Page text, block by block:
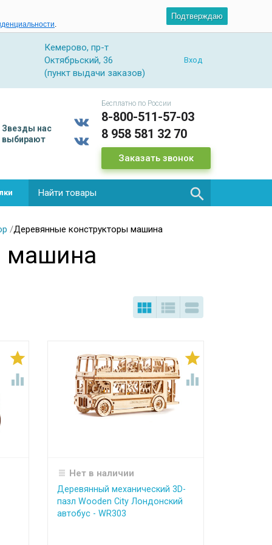
.
Подтверждаю
Кемерово, пр-т
Октябрьский, 36
(пункт выдачи заказов)
Вход
Звезды нас
выбирают
Бесплатно по России
8-800-511-57-03
8 958 581 32 70
Заказать звонок

/Деревянные конструкторы машина
машина
  




Нет в наличии
Деревянный механический 3D-
пазл Wooden City Лондонский
автобус - WR303